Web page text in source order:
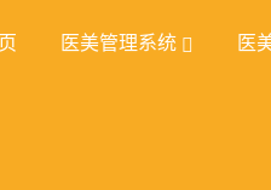
医美管理系统 医